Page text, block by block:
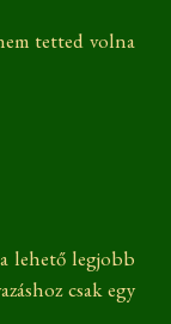
tetted volna
lehető legjobb
csak egy